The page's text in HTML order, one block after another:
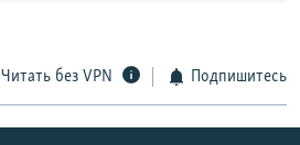
Читать без VPN Подпишитесь